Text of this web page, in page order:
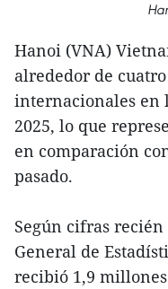
Hanoi (VNA)
alrededor de
internacionales en
2025, lo que
en comparación
pasado.
Según cifras
General de
recibió 1,9